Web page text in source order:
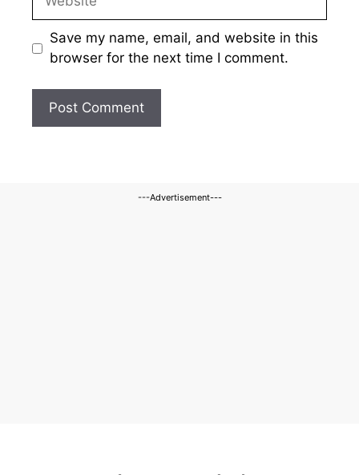
Save my name, email, and website in this
browser for the next time I comment.
---Advertisement---